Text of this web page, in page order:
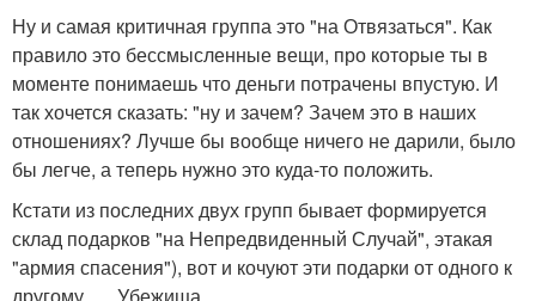
Ну и самая критичная группа это "на Отвязаться". Как
правило это бессмысленные вещи, про которые ты в
моменте понимаешь что деньги потрачены впустую. И
так хочется сказать: "ну и зачем? Зачем это в наших
отношениях? Лучше бы вообще ничего не дарили, было
бы легче, а теперь нужно это куда-то положить.
Кстати из последних двух групп бывает формируется
склад подарков "на Непредвиденный Случай", этакая
"армия спасения"), вот и кочуют эти подарки от одного к
другому …. Убежища.